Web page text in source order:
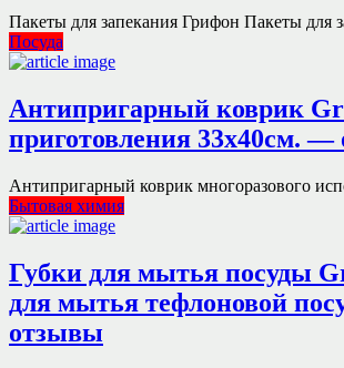
Пакеты для запекания Грифон Пакеты для
Посуда
Антипригарный коврик
приготовления 33х40см.
Антипригарный коврик многоразового
Бытовая химия
Губки для мытья посуды
для мытья тефлоновой
отзывы